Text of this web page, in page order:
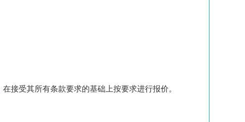
在接受其所有条款要求的基础上按要求进行报价。